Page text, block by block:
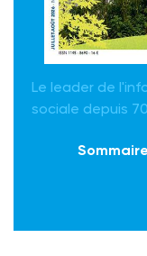
Le leader de
sociale depuis
Sommaire